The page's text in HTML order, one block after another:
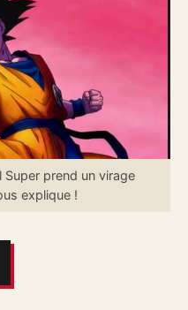
prend un virage
explique !